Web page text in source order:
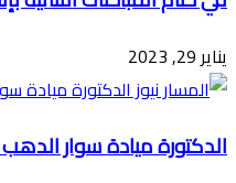
يناير 29, 2023
الدكتورة ميادة سوار